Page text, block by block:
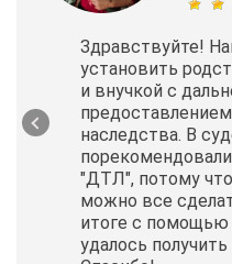
Здравствуйте!
установить
и внучкой с
наследства. В
"ДТЛ", потому
можно все
итоге с
удалось